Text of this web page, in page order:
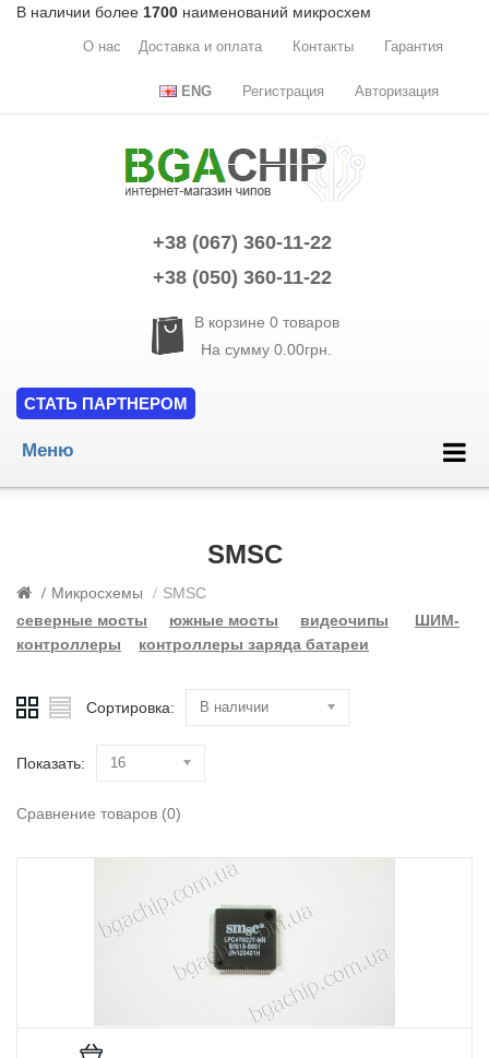
В наличии более 1700 наименований микросхем
О нас Доставка и оплата Контакты Гарантия
ENG Регистрация Авторизация
+38 (067) 360-11-22
+38 (050) 360-11-22
В корзине 0товаров
На сумму 0.00грн.
СТАТЬ ПАРТНЕРОМ
Меню
SMSC
Микросхемы
SMSC
северные мосты
южные мосты видеочипы
ШИМ-
контроллеры
контроллеры заряда батареи
Сортировка: В наличии
Показать: 16
Сравнение товаров (0)